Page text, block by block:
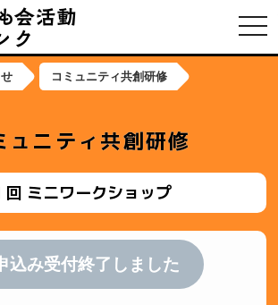
コミュニティ共創研修
ュニティ共創研修
ミニワークショップ
込み受付終了しました